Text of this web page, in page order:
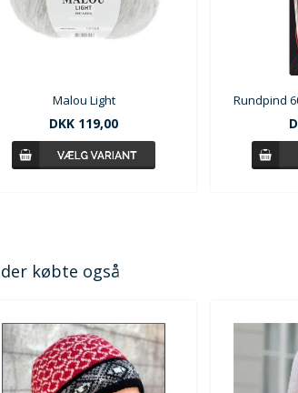
Malou Light
DKK 119,00
købte også